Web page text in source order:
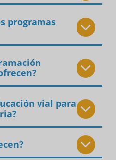
programas
vial para